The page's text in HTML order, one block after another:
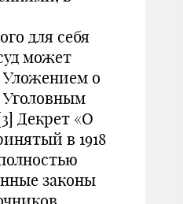
для себя
может
Уложением о
Уголовным
Декрет «О
в 1918
законы